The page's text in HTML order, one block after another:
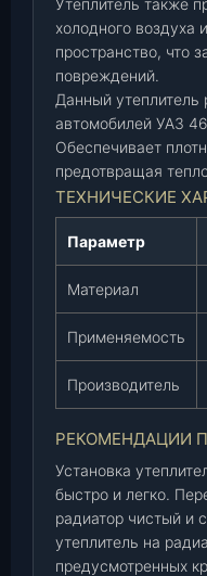
4
6
9
(
А
в
т
о
т
3
)
,
ш
т
Утеплитель также
холодного воздуха
пространство, что
повреждений.
Данный утеплитель
автомобилей УАЗ
Обеспечивает
предотвращая
ТЕХНИЧЕСКИЕ
Параметр
Материал
Применяемость
Производитель
РЕКОМЕНДАЦИИ
Установка
быстро и легко.
радиатор чистый и
утеплитель на
предусмотренных